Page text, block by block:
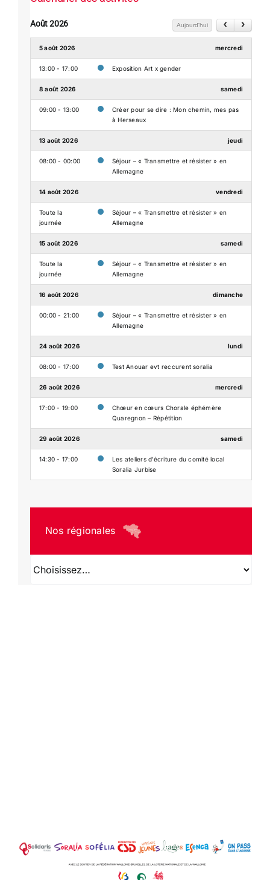
Août 2026 Aujourd'hui
5 août 2026 mercredi
13:00 - 17:00 Exposition Art x gender
8 août 2026 samedi
09:00 - 13:00
Créer pour se dire : Mon chemin, mes pas
à Herseaux
13 août 2026 jeudi
08:00 - 00:00
Séjour – « Transmettre et résister » en
Allemagne
14 août 2026 vendredi
Toute la
journée
Séjour – « Transmettre et résister » en
Allemagne
15 août 2026 samedi
Toute la
journée
Séjour – « Transmettre et résister » en
Allemagne
16 août 2026 dimanche
00:00 - 21:00
Séjour – « Transmettre et résister » en
Allemagne
24 août 2026 lundi
08:00 - 17:00 Test Anouar evt reccurent soralia
26 août 2026 mercredi
17:00 - 19:00
Chœur en cœurs Chorale éphémère
Quaregnon – Répétition
29 août 2026 samedi
14:30 - 17:00
Les ateliers d’écriture du comité local
Soralia Jurbise
Nos régionales